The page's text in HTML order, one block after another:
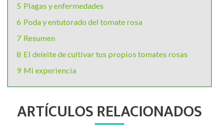
5 Plagas y enfermedades
6 Poda y entutorado del tomate rosa
7 Resumen
8 El deleite de cultivar tus propios tomates rosas
9 Mi experiencia
ARTÍCULOS RELACIONADOS